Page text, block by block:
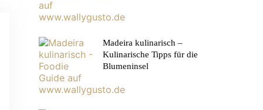
Madeira kulinarisch –
Kulinarische Tipps für die
Blumeninsel